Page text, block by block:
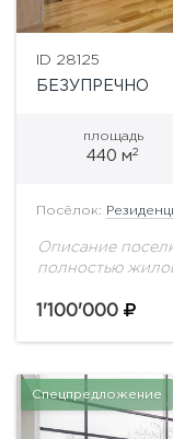
ID 28125
БЕЗУПРЕЧНО
площадь
440 м2
Посёлок:
Описание
полностью
на 1-ом
1'100'000
Спецпредложение